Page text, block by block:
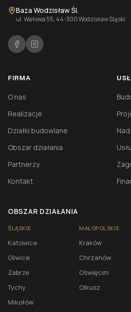
Baza Wodzisław Śl.
ul. Wałowa 55, 44-300 Wodzisław Śląski
FIRMA
O nas
Realizacje
Działki budowlane
Obszar działania
Partnerzy
Kontakt
OBSZAR DZIAŁANIA
ŚLĄSKIE
Katowice
Gliwice
Zabrze
Tychy
Mikołów
MAŁOPOLSKIE
Kraków
Chrzanów
Oświęcim
Olkusz